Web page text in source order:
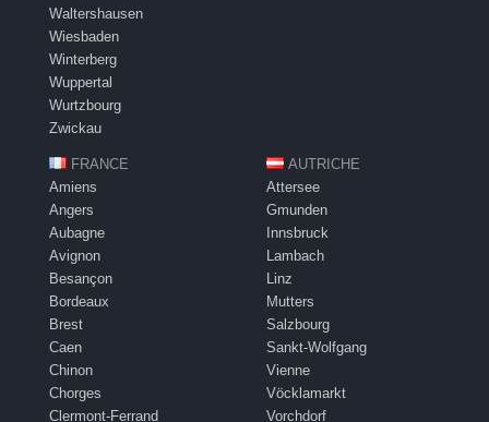
Waltershausen
Wiesbaden
Winterberg
Wuppertal
Wurtzbourg
Zwickau
FRANCE
Amiens
Angers
Aubagne
Avignon
Besançon
Bordeaux
Brest
Caen
Chinon
Chorges
Clermont-Ferrand
AUTRICHE
Attersee
Gmunden
Innsbruck
Lambach
Linz
Mutters
Salzbourg
Sankt-Wolfgang
Vienne
Vöcklamarkt
Vorchdorf